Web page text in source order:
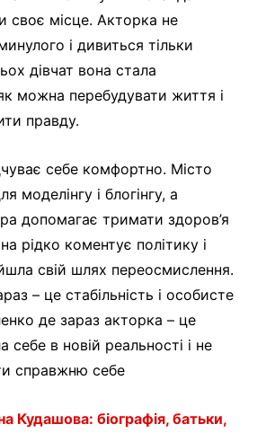
своє місце. Акторка не
і дивиться тільки
дівчат вона стала
можна перебудувати життя і
правду.
себе комфортно. Місто
моделінгу і блогінгу, а
допомагає тримати здоров’я
рідко коментує політику і
свій шлях переосмислення.
– це стабільність і особисте
де зараз акторка – це
себе в новій реальності і не
справжню себе
Кудашова: біографія, батьки,